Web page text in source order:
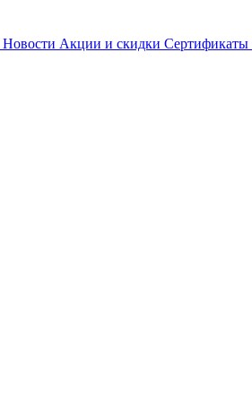
Новости Акции и скидки Сертификаты